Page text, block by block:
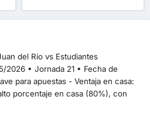
del Río vs Estudiantes
2026 • Jornada 21 • Fecha de
para apuestas - Ventaja en casa:
porcentaje en casa (80%), con